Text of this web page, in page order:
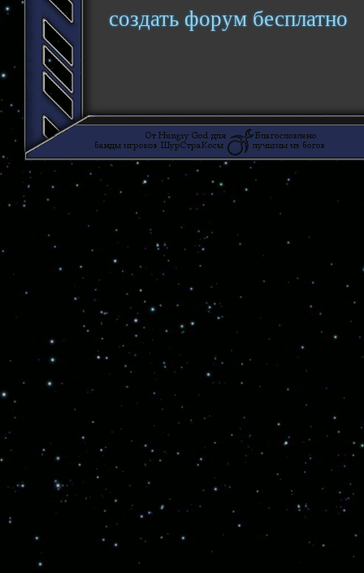
создать форум бесплатно